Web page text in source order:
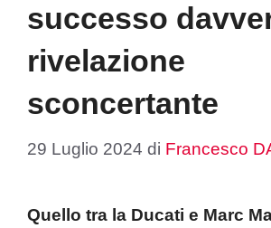
successo
rivelazione
sconcertante
29 Luglio 2024 di Francesco
Quello tra la Ducati e Marc